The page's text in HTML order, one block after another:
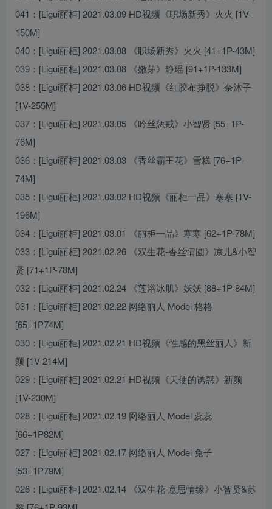
041：[Ligui丽柜] 2021.03.09 HD视频《职场新秀》火火 [1V-
150M]
040：[Ligui丽柜] 2021.03.08 《职场新秀》火火 [41+1P-43M]
039：[Ligui丽柜] 2021.03.08 《嫩芽》静瑶 [91+1P-133M]
038：[Ligui丽柜] 2021.03.06 HD视频《红胶布挣脱》奈沐子
[1V-255M]
037：[Ligui丽柜] 2021.03.05 《吟丝惩戒》小智贤 [55+1P-
76M]
036：[Ligui丽柜] 2021.03.03 《香丝霸王花》雪糕 [76+1P-
74M]
035：[Ligui丽柜] 2021.03.02 HD视频《丽柜一品》寒寒 [1V-
196M]
034：[Ligui丽柜] 2021.03.01 《丽柜一品》寒寒 [62+1P-78M]
033：[Ligui丽柜] 2021.02.26 《双生花-香丝情圆》凉儿&小智
贤 [71+1P-78M]
032：[Ligui丽柜] 2021.02.24 《莲浴冰肌》妖妖 [88+1P-84M]
031：[Ligui丽柜] 2021.02.22 网络丽人 Model 格格
[65+1P74M]
030：[Ligui丽柜] 2021.02.21 HD视频《性感的黑丝丽人》新
颜 [1V-214M]
029：[Ligui丽柜] 2021.02.21 HD视频《天使的诱惑》新颜
[1V-230M]
028：[Ligui丽柜] 2021.02.19 网络丽人 Model 蕊蕊
[66+1P82M]
027：[Ligui丽柜] 2021.02.17 网络丽人 Model 兔子
[53+1P79M]
026：[Ligui丽柜] 2021.02.14 《双生花-意思情缘》小智贤&苏